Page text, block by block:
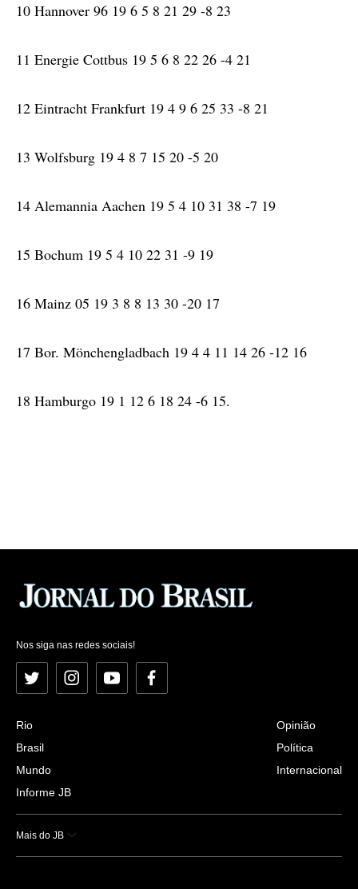
10 Hannover 96 19 6 5 8 21 29 -8 23
11 Energie Cottbus 19 5 6 8 22 26 -4 21
12 Eintracht Frankfurt 19 4 9 6 25 33 -8 21
13 Wolfsburg 19 4 8 7 15 20 -5 20
14 Alemannia Aachen 19 5 4 10 31 38 -7 19
15 Bochum 19 5 4 10 22 31 -9 19
16 Mainz 05 19 3 8 8 13 30 -20 17
17 Bor. Mönchengladbach 19 4 4 11 14 26 -12 16
18 Hamburgo 19 1 12 6 18 24 -6 15.
Nos siga nas redes sociais!
Twitter InstagramYouTubeFacebook
Rio
Brasil
Mundo
Informe JB
Opinião
Política
Internacional
Mais do JB
Esportes